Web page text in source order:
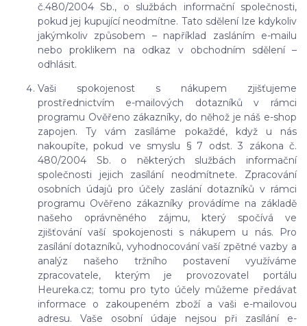
č.480/2004 Sb., o službách informační společnosti,
pokud jej kupující neodmítne. Tato sdělení lze kdykoliv
jakýmkoliv způsobem – například zasláním e-mailu
nebo proklikem na odkaz v obchodním sdělení –
odhlásit.
Vaši spokojenost s nákupem zjišťujeme
prostřednictvím e-mailových dotazníků v rámci
programu Ověřeno zákazníky, do něhož je náš e-shop
zapojen. Ty vám zasíláme pokaždé, když u nás
nakoupíte, pokud ve smyslu § 7 odst. 3 zákona č.
480/2004 Sb. o některých službách informační
společnosti jejich zasílání neodmítnete. Zpracování
osobních údajů pro účely zaslání dotazníků v rámci
programu Ověřeno zákazníky provádíme na základě
našeho oprávněného zájmu, který spočívá ve
zjišťování vaší spokojenosti s nákupem u nás. Pro
zasílání dotazníků, vyhodnocování vaší zpětné vazby a
analýz našeho tržního postavení využíváme
zpracovatele, kterým je provozovatel portálu
Heureka.cz; tomu pro tyto účely můžeme předávat
informace o zakoupeném zboží a vaši e-mailovou
adresu. Vaše osobní údaje nejsou při zasílání e-